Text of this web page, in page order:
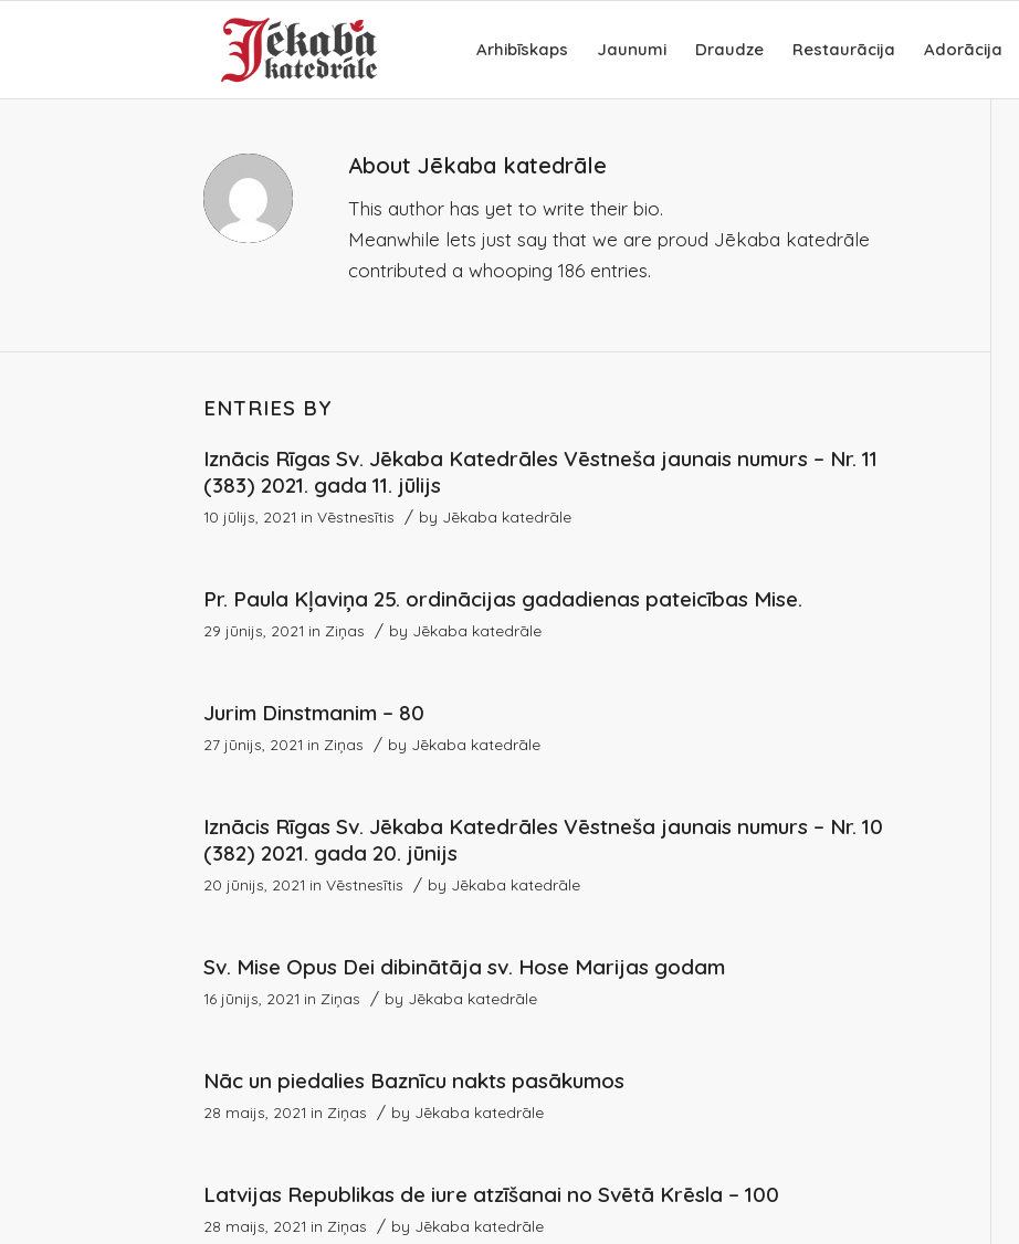
Arhibīskaps Jaunumi Draudze Restaurācija Adorācija
AboutJēkaba katedrāle
This author has yet to write their bio.
Meanwhile lets just say that we are proud Jēkaba katedrāle
contributed a whooping 186 entries.
ENTRIES BY
Iznācis Rīgas Sv. Jēkaba Katedrāles Vēstneša jaunais numurs – Nr. 11
(383) 2021. gada 11. jūlijs
10 jūlijs, 2021 inVēstnesītis / by Jēkaba katedrāle
Pr. Paula Kļaviņa 25. ordinācijas gadadienas pateicības Mise.
29 jūnijs, 2021 in Ziņas / by Jēkaba katedrāle
Jurim Dinstmanim – 80
27 jūnijs, 2021 in Ziņas / by Jēkaba katedrāle
Iznācis Rīgas Sv. Jēkaba Katedrāles Vēstneša jaunais numurs – Nr. 10
(382) 2021. gada 20. jūnijs
20 jūnijs, 2021 inVēstnesītis / by Jēkaba katedrāle
Sv. Mise Opus Dei dibinātāja sv. Hose Marijas godam
16 jūnijs, 2021 in Ziņas / by Jēkaba katedrāle
Nāc un piedalies Baznīcu nakts pasākumos
28 maijs, 2021 in Ziņas / by Jēkaba katedrāle
Latvijas Republikas de iure atzīšanai no Svētā Krēsla – 100
28 maijs, 2021 in Ziņas / by Jēkaba katedrāle